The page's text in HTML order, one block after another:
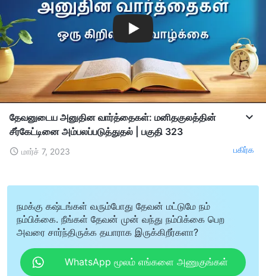
தேவனுடைய அனுதின வார்த்தைகள்: மனிதகுலத்தின்
சீர்கேட்டினை அம்பலப்படுத்துதல் | பகுதி 323
மார்ச் 7, 2023 பகிர்க
நமக்கு கஷ்டங்கள் வரும்போது தேவன் மட்டுமே நம்
நம்பிக்கை. நீங்கள் தேவன் முன் வந்து நம்பிக்கை பெற
அவரை சார்ந்திருக்க தயாராக இருக்கிறீர்களா?
WhatsApp மூலம் எங்களை அணுகுங்கள்